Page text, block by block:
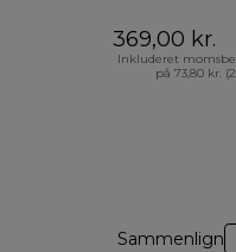
369,00 kr.
Inkluderet
på 73,80 kr.
Sammenlign